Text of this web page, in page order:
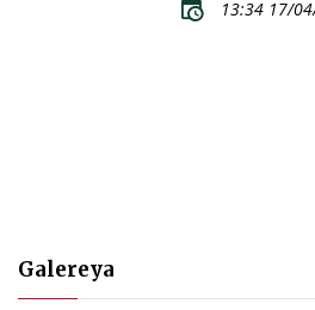
13:34 17/
Galereya